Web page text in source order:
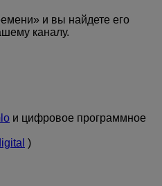
и вы найдете его
каналу.
и цифровое программное
)